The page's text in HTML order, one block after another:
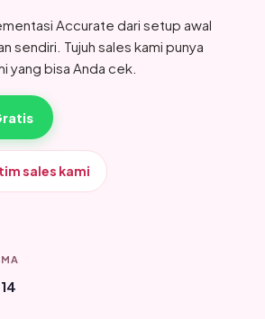
Accurate dari setup awal
sendiri. Tujuh sales kami punya
yang bisa Anda cek.
sales kami